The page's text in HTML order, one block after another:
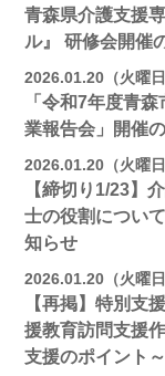
青森県介護支援
ル』 研修会開催
2026.01.20（火曜日
「令和7年度青
業報告会」開催
2026.01.20（火曜日
【締切り1/23】
士の役割につい
知らせ
2026.01.20（火曜日
【再掲】特別支
援教育訪問支援
支援のポイント